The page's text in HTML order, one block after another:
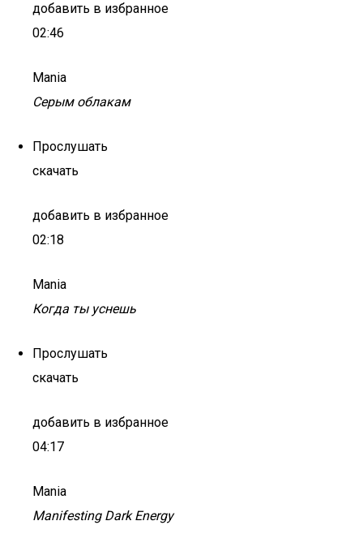
добавить в избранное
02:46
Mania
Серым облакам
Прослушать
скачать
добавить в избранное
02:18
Mania
Когда ты уснешь
Прослушать
скачать
добавить в избранное
04:17
Mania
Manifesting Dark Energy